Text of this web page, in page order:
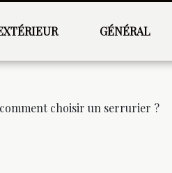
GÉNÉRAL
choisir un serrurier ?